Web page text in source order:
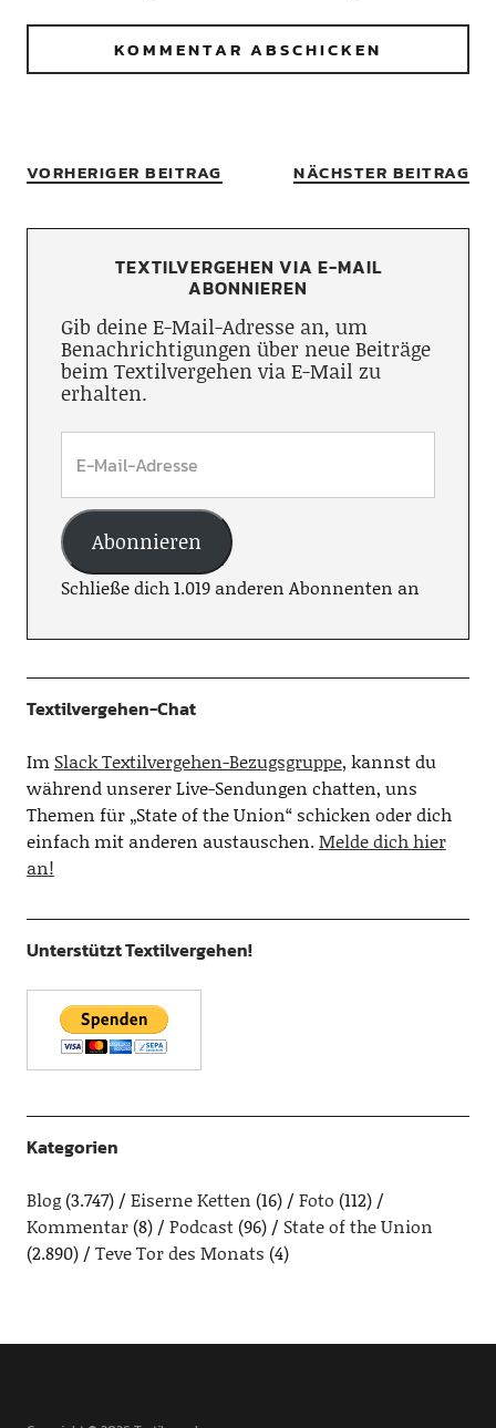
VORHERIGER BEITRAG NÄCHSTER BEITRAG
TEXTILVERGEHEN VIA E-MAIL
ABONNIEREN
Gib deine E-Mail-Adresse an, um
Benachrichtigungen über neue Beiträge
beim Textilvergehen via E-Mail zu
erhalten.
Abonnieren
Schließe dich 1.019 anderen Abonnenten an
Textilvergehen-Chat
Im Slack Textilvergehen-Bezugsgruppe, kannst du
während unserer Live-Sendungen chatten, uns
Themen für „State of the Union“ schicken oder dich
einfach mit anderen austauschen.Melde dich hier
an!
Unterstützt Textilvergehen!
Kategorien
Blog(3.747) Eiserne Ketten (16) Foto (112)
Kommentar(8) Podcast(96)
State of the Union
(2.890)
Teve Tor des Monats (4)